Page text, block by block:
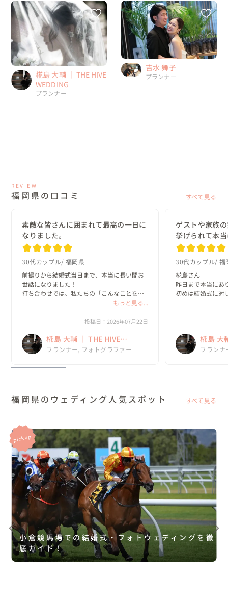
椛島 大輔 ｜ THE HIVE
WEDDING
プランナー
吉水 舞子
プランナー
REVIEW
福岡県の口コミ すべて見る
素敵な皆さんに囲まれて最高の一日に
なりました。
30代カップル 福岡県
前撮りから結婚式当日まで、本当に長い間お
世話になりました！
打ち合わせでは、私たちの「こんなことをし
てみたい！」という話をすると、「いいです
きに受け止めてくださって、一緒に結婚式を
もっと見る...
投稿日：2026年07月22日
椛島 大輔 ｜ THE HIVE
WEDDING
プランナー, フォトグラファー
ゲストや家族
挙げられて本
30代カップル 福
椛島さん
昨日まで本当に
初めは結婚式に対
を作れたか分かり
椛島 大
プランナ
福岡県のウェディング人気スポット すべて見る
小倉競馬場での結婚式・フォトウェディングを徹
底ガイド！